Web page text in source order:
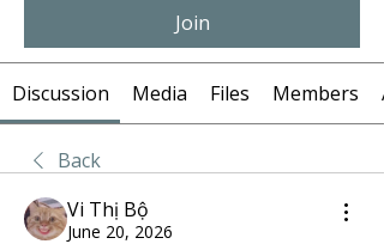
Join
Discussion Media Files Members
Back
Vi Thị Bộ
June 20, 2026